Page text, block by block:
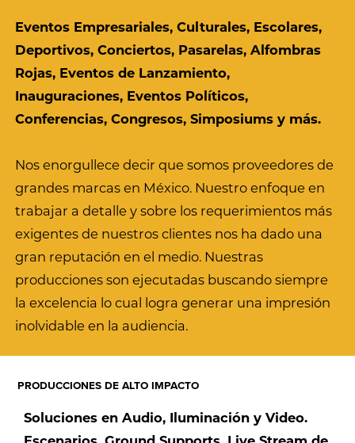
Eventos Empresariales, Culturales, Escolares,
Deportivos, Conciertos, Pasarelas, Alfombras
Rojas, Eventos de Lanzamiento,
Inauguraciones, Eventos Políticos,
Conferencias, Congresos, Simposiums y más.
Nos enorgullece decir que somos proveedores de
grandes marcas en México. Nuestro enfoque en
trabajar a detalle y sobre los requerimientos más
exigentes de nuestros clientes nos ha dado una
gran reputación en el medio. Nuestras
producciones son ejecutadas buscando siempre
la excelencia lo cual logra generar una impresión
inolvidable en la audiencia.
PRODUCCIONES DE ALTO IMPACTO
Soluciones en Audio, Iluminación y Video.